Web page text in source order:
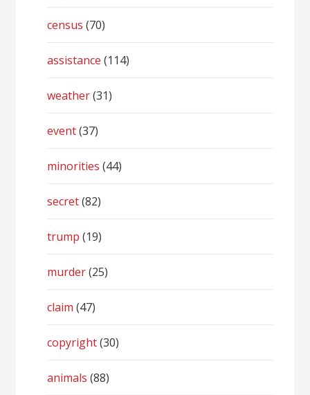
census (70)
assistance (114)
weather(31)
event(37)
minorities (44)
secret(82)
trump (19)
murder(25)
claim (47)
copyright(30)
animals (88)